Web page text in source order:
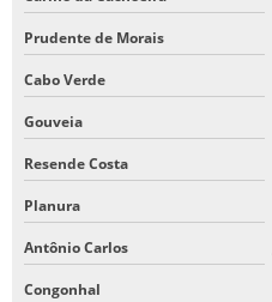
Prudente de Morais
Cabo Verde
Gouveia
Resende Costa
Planura
Antônio Carlos
Congonhal